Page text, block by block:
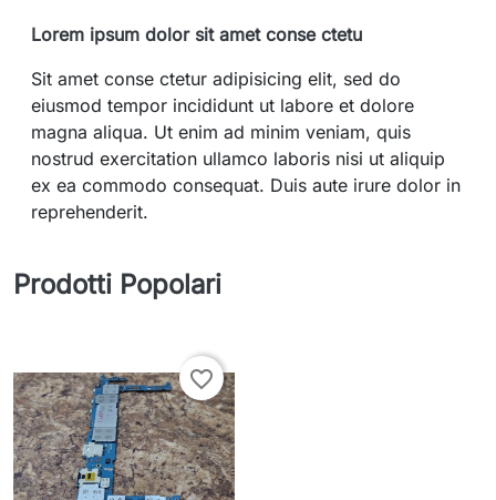
Lorem ipsum dolor sit amet conse ctetu
Sit amet conse ctetur adipisicing elit, sed do
eiusmod tempor incididunt ut labore et dolore
magna aliqua. Ut enim ad minim veniam, quis
nostrud exercitation ullamco laboris nisi ut aliquip
ex ea commodo consequat. Duis aute irure dolor in
reprehenderit.
Prodotti Popolari
favorite_border